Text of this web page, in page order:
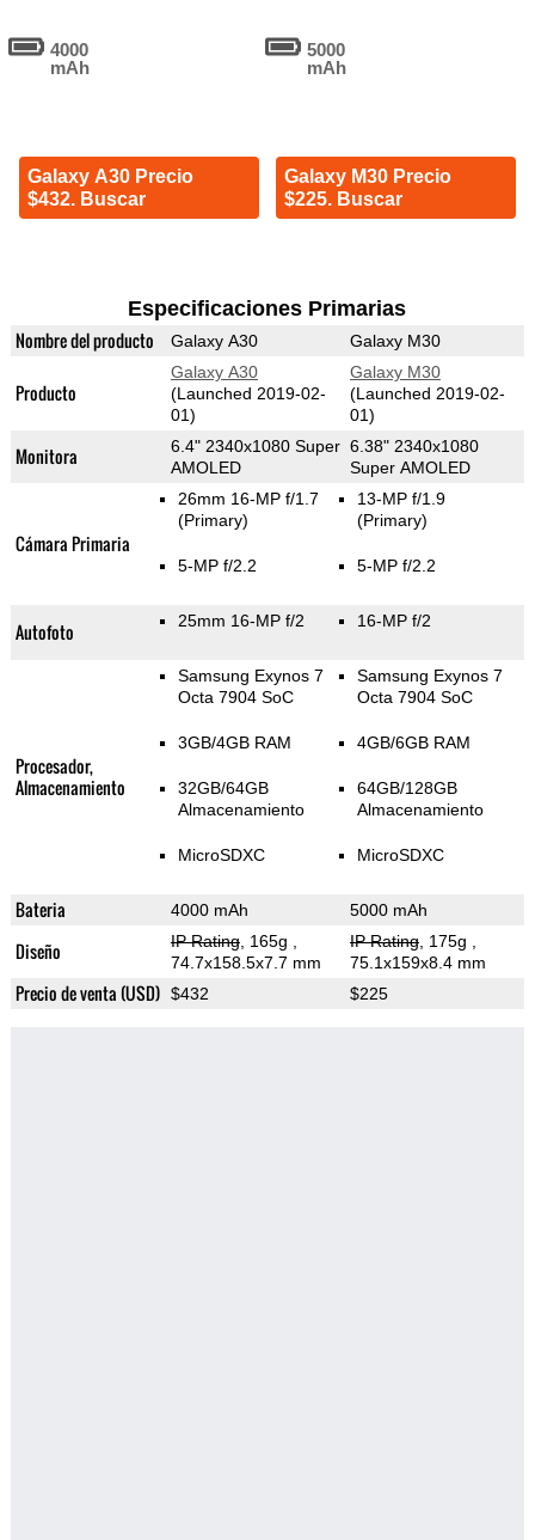
4000
mAh
Galaxy A30 Precio
$432. Buscar
5000
mAh
Galaxy M30 Precio
$225. Buscar
Especificaciones Primarias
Nombre del producto Galaxy A30 Galaxy M30
Producto
Galaxy A30
(Launched 2019-02-
01)
Galaxy M30
(Launched 2019-02-
01)
Monitora
6.4" 2340x1080 Super
AMOLED
6.38" 2340x1080
Super AMOLED
Cámara Primaria
26mm 16-MP f/1.7
(Primary)
5-MP f/2.2
13-MP f/1.9
(Primary)
5-MP f/2.2
Autofoto 25mm 16-MP f/2 16-MP f/2
Procesador,
Almacenamiento
Samsung Exynos 7
Octa 7904 SoC
3GB/4GB RAM
32GB/64GB
Almacenamiento
MicroSDXC
Samsung Exynos 7
Octa 7904 SoC
4GB/6GB RAM
64GB/128GB
Almacenamiento
MicroSDXC
Bateria 4000 mAh 5000 mAh
Diseño IP Rating, 165g
74.7x158.5x7.7 mm
IP Rating, 175g
75.1x159x8.4 mm
Precio de venta (USD) $432 $225